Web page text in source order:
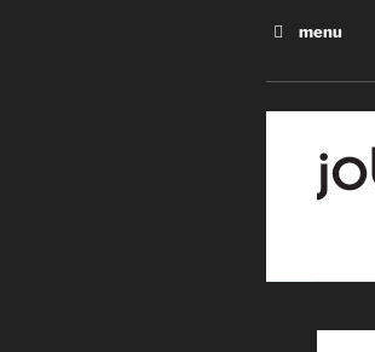
menu